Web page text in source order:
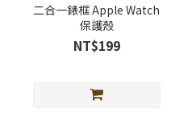
二合一錶框 Apple Watch
保護殼
NT$199